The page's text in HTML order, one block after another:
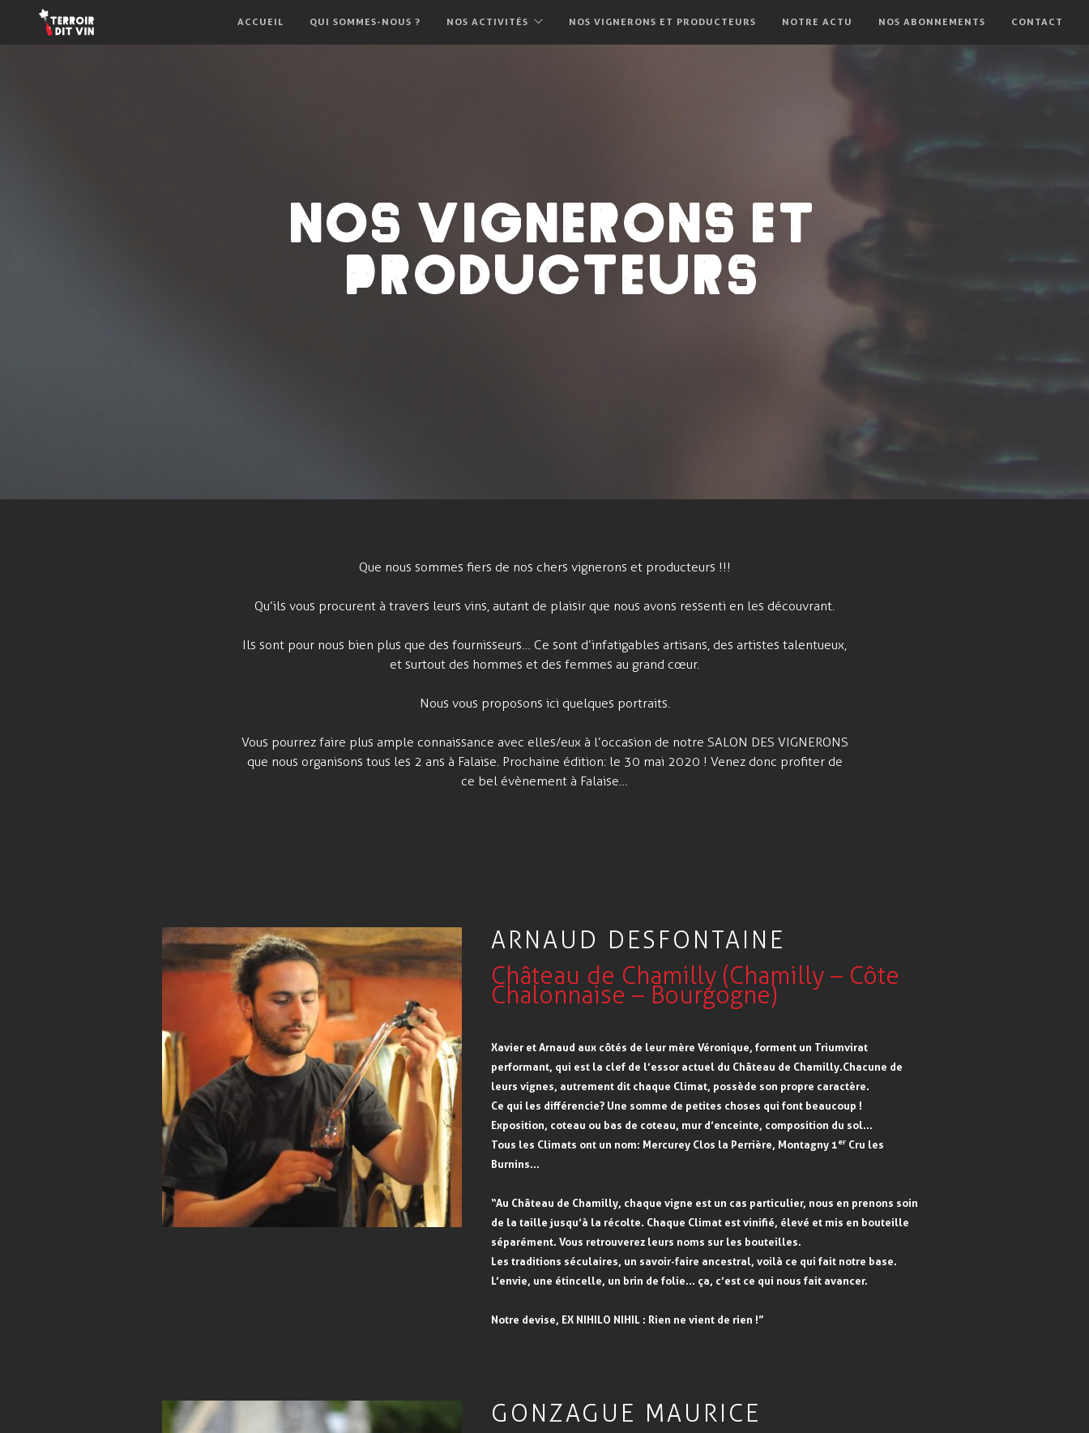
ACCUEIL QUI SOMMES-NOUS ? NOS ACTIVITÉS NOS VIGNERONS ET PRODUCTEURS NOTRE ACTU NOS ABONNEMENTS CONTACT
NOS VIGNERONS ET
PRODUCTEURS
Que nous sommes fiers de nos chers vignerons et producteurs !!!
Qu’ils vous procurent à travers leurs vins, autant de plaisir que nous avons ressenti en les découvrant.
Ils sont pour nous bien plus que des fournisseurs… Ce sont d’infatigables artisans, des artistes talentueux,
et surtout des hommes et des femmes au grand cœur.
Nous vous proposons ici quelques portraits.
Vous pourrez faire plus ample connaissance avec elles/eux à l’occasion de notre SALON DES VIGNERONS
que nous organisons tous les 2 ans à Falaise. Prochaine édition: le 30 mai 2020 ! Venez donc profiter de
ce bel évènement à Falaise…
ARNAUD DESFONTAINE
Château de Chamilly (Chamilly – Côte
Chalonnaise – Bourgogne)
Xavier et Arnaud aux côtés de leur mère Véronique, forment un Triumvirat
performant, qui est la clef de l’essor actuel du Château de Chamilly. Chacune de
leurs vignes, autrement dit chaque Climat, possède son propre caractère.
Ce qui les différencie ? Une somme de petites choses qui font beaucoup !
Exposition, coteau ou bas de coteau, mur d’enceinte, composition du sol…
Tous les Climats ont un nom : Mercurey Clos la Perrière, Montagny 1erCru les
Burnins…
“Au Château de Chamilly, chaque vigne est un cas particulier, nous en prenons soin
de la taille jusqu’à la récolte. Chaque Climat est vinifié, élevé et mis en bouteille
séparément. Vous retrouverez leurs noms sur les bouteilles.
Les traditions séculaires, un savoir-faire ancestral, voilà ce qui fait notre base.
L’envie, une étincelle, un brin de folie… ça, c’est ce qui nous fait avancer.
Notre devise, EX NIHILO NIHIL : Rien ne vient de rien !”
GONZAGUE MAURICE